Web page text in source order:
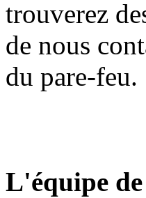
trouverez
de nous
du pare-feu.
L'équipe